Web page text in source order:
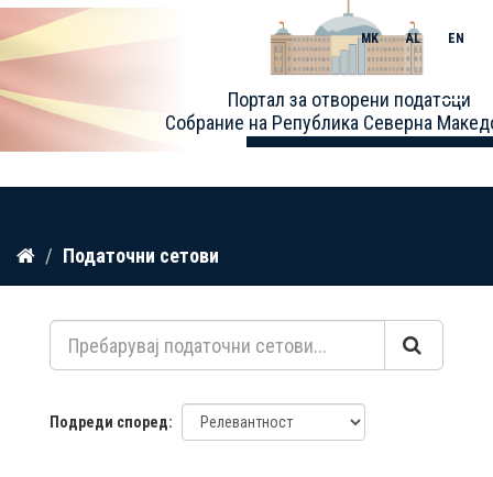
Прескокнете
содржина
Портал за отворени податоци
Собрание на Република Северна
MK AL EN
Toggle
Податочни сетови
Подреди според